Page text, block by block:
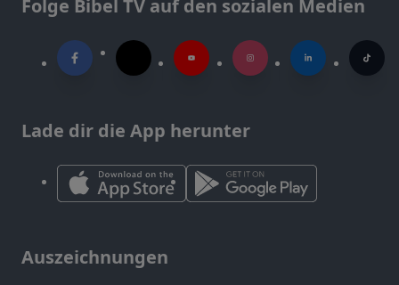
Folge Bibel TV auf den sozialen Medien
Lade dir die App herunter
Auszeichnungen